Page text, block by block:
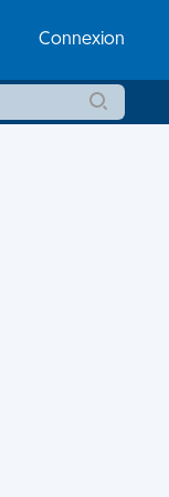
Connexion